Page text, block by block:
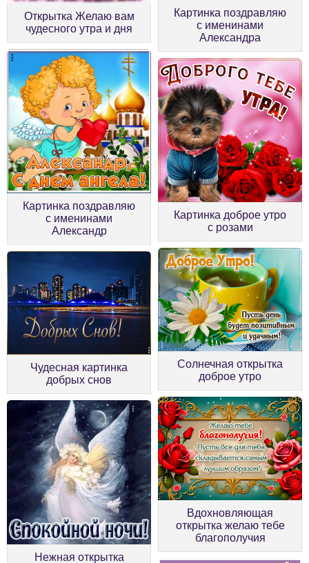
Открытка Желаю вам
чудесного утра и дня
Картинка поздравляю
с именинами
Александра
Картинка поздравляю
с именинами
Александр
Картинка доброе утро
с розами
Чудесная картинка
добрых снов
Солнечная открытка
доброе утро
Нежная открытка
Вдохновляющая
открытка желаю тебе
благополучия